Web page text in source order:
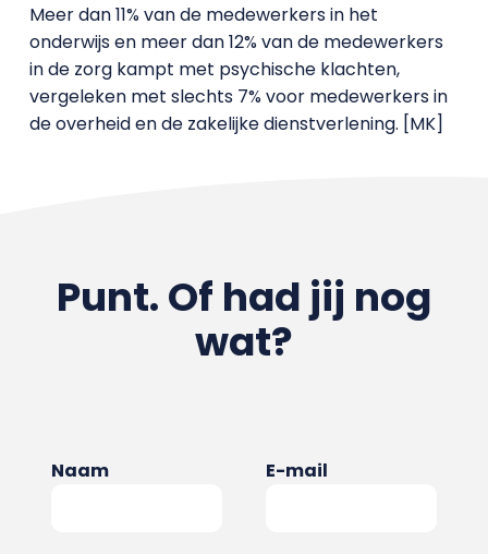
Meer dan 11% van de medewerkers in het
onderwijs en meer dan 12% van de medewerkers
in de zorg kampt met psychische klachten,
vergeleken met slechts 7% voor medewerkers in
de overheid en de zakelijke dienstverlening. [MK]
Punt. Of had jij nog
wat?
Naam E-mail